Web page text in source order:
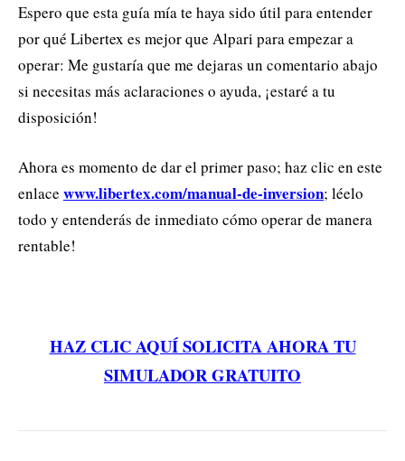
Espero que esta guía mía te haya sido útil para entender
por qué Libertex es mejor que Alpari para empezar a
operar: Me gustaría que me dejaras un comentario abajo
si necesitas más aclaraciones o ayuda, ¡estaré a tu
disposición!
Ahora es momento de dar el primer paso; haz clic en este
enlace www.libertex.com/manual-de-inversion; léelo
todo y entenderás de inmediato cómo operar de manera
rentable!
HAZ CLIC AQUÍ SOLICITA AHORA TU
SIMULADOR GRATUITO